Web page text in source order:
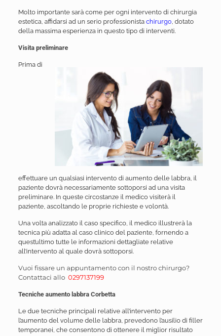
Molto importante sarà come per ogni intervento di chirurgia
estetica, affidarsi ad un serio professionista chirurgo, dotato
della massima esperienza in questo tipo di interventi.
Visita preliminare
Prima di
effettuare un qualsiasi intervento di aumento delle labbra, il
paziente dovrà necessariamente sottoporsi ad una visita
preliminare. In queste circostanze il medico visiterà il
paziente, ascoltando le proprie richieste e volontà.
Una volta analizzato il caso specifico, il medico illustrerà la
tecnica più adatta al caso clinico del paziente, fornendo a
quest’ultimo tutte le informazioni dettagliate relative
all’intervento al quale dovrà sottoporsi.
Vuoi fissare un appuntamento con il nostro chirurgo?
Contattaci allo 0297137199
Tecniche aumento labbra Corbetta
Le due tecniche principali relative all’intervento per
l’aumento del volume delle labbra, prevedono l’ausilio di filler
temporanei, che consentono di ottenere il miglior risultato